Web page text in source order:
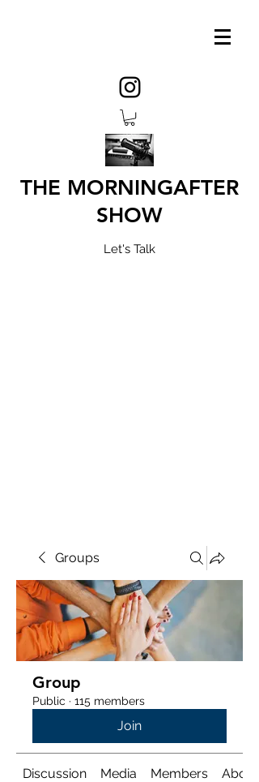
THE MORNINGAFTER
SHOW
Let's Talk
Groups
Group
Public · 115 members
Join
Discussion Media Members About